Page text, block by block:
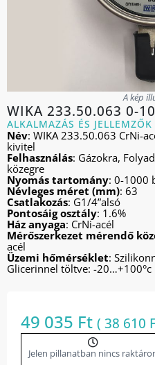
A kép
WIKA 233.50.063 0-
ALKALMAZÁS ÉS JELLEMZŐK
Név: WIKA 233.50.063 CrNi-
kivitel
Felhasználás: Gázokra,
közegre
Nyomás tartomány: 0-1000
Névleges méret (mm): 63
Csatlakozás: G1/4”alsó
Pontosáig osztály: 1.6%
Ház anyaga: CrNi-acél
Mérőszerkezet mérendő
acél
Üzemi hőmérséklet:
Glicerinnel töltve: -20…+100°c
49 035 Ft ( 38 610
Jelen pillanatban nincs